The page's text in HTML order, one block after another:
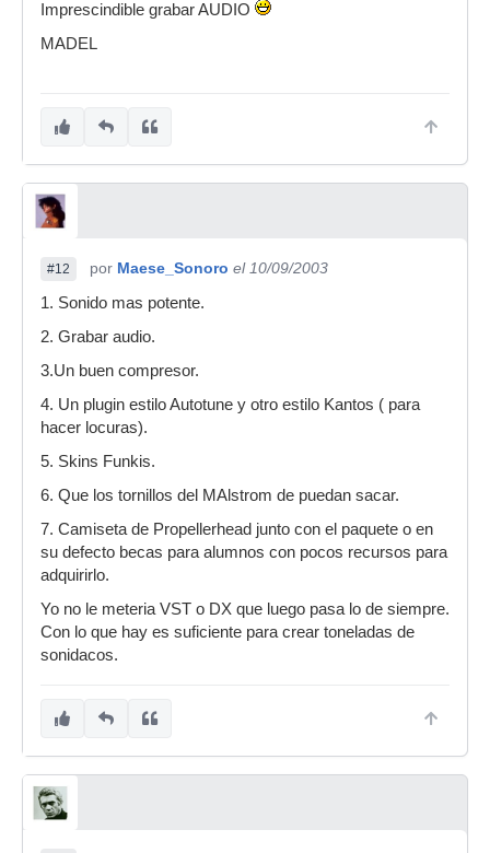
Imprescindible grabar AUDIO
MADEL
#12 por Maese_Sonoro el 10/09/2003
1. Sonido mas potente.
2. Grabar audio.
3.Un buen compresor.
4. Un plugin estilo Autotune y otro estilo Kantos ( para
hacer locuras).
5. Skins Funkis.
6. Que los tornillos del MAlstrom de puedan sacar.
7. Camiseta de Propellerhead junto con el paquete o en
su defecto becas para alumnos con pocos recursos para
adquirirlo.
Yo no le meteria VST o DX que luego pasa lo de siempre.
Con lo que hay es suficiente para crear toneladas de
sonidacos.